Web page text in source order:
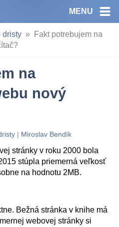
MENU
dristy
Fakt potrebujem na
na
nový
| Miroslav Bendík
stránky v roku 2000 bola
stúpla priemerná veľkosť
na hodnotu 2MB.
Bežná stránka v knihe má
webovej stránky si